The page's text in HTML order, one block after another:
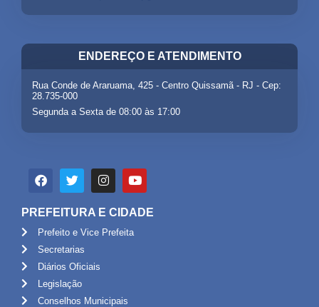
ENDEREÇO E ATENDIMENTO
Rua Conde de Araruama, 425 - Centro Quissamã - RJ - Cep:
28.735-000
Segunda a Sexta de 08:00 às 17:00
PREFEITURA E CIDADE
Prefeito e Vice Prefeita
Secretarias
Diários Oficiais
Legislação
Conselhos Municipais